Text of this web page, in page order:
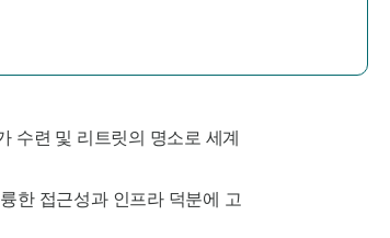
수련 및 리트릿의 명소로 세계
한 접근성과 인프라 덕분에 고